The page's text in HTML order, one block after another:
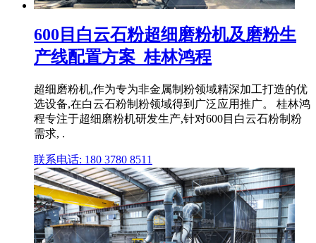
600目白云石粉超细磨粉机及磨粉生
产线配置方案_桂林鸿程
超细磨粉机,作为专为非金属制粉领域精深加工打造的优
选设备,在白云石粉制粉领域得到广泛应用推广。 桂林鸿
程专注于超细磨粉机研发生产,针对600目白云石粉制粉
需求, .
联系电话: 180 3780 8511